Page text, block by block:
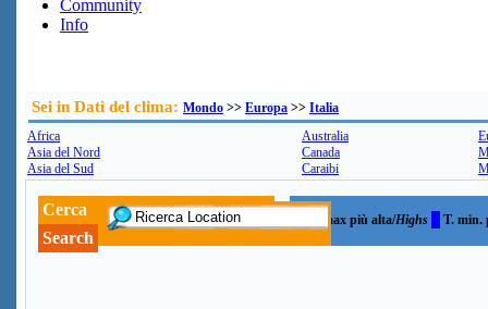
Community
Info
Sei in Dati del clima: Mondo >> Europa >> Italia
Africa
Asia del Nord
Asia del Sud
Australia
Canada
Caraibi
Cerca
Search
T. max più alta/Highs T. min.